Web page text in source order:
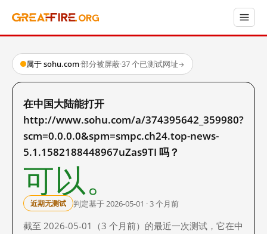
属于 sohu.com·部分被屏蔽·37 个已测试网址→
在中国大陆能打开
http://www.sohu.com/a/374395642_359980?
scm=0.0.0.0&spm=smpc.ch24.top-news-
5.1.1582188448967uZas9TI 吗？
可以。
近期无测试 判定基于 2026-05-01 · 3 个月前
截至 2026-05-01（3 个月前）的最近一次测试，它在中